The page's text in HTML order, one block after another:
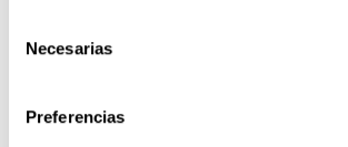
Necesarias
Preferencias